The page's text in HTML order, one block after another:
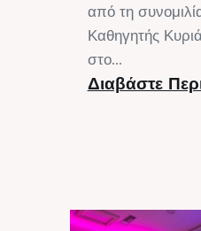
από τη
Καθηγητής
στο...
Διαβάστε